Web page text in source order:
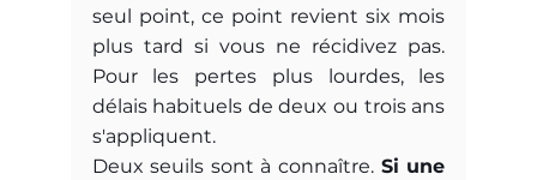
seul point, ce point revient six mois
plus tard si vous ne récidivez pas.
Pour les pertes plus lourdes, les
délais habituels de deux ou trois ans
s'appliquent.
Deux seuils sont à connaître. Si une